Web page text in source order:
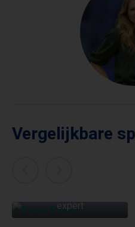
Vergelijkbare
expert